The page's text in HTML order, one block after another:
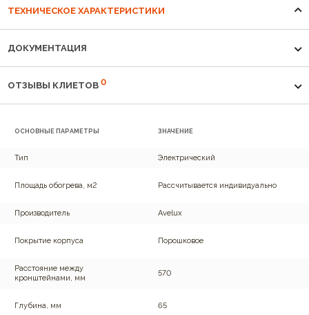
ТЕХНИЧЕСКОЕ ХАРАКТЕРИСТИКИ
ДОКУМЕНТАЦИЯ
ОТЗЫВЫ КЛИЕТОВ 0
ОСНОВНЫЕ ПАРАМЕТРЫ ЗНАЧЕНИЕ
Тип Электрический
Площадь обогрева, м2 Рассчитывается индивидуально
Производитель Avelux
Покрытие корпуса Порошковое
Расстояние между
кронштейнами, мм
570
Глубина, мм 65